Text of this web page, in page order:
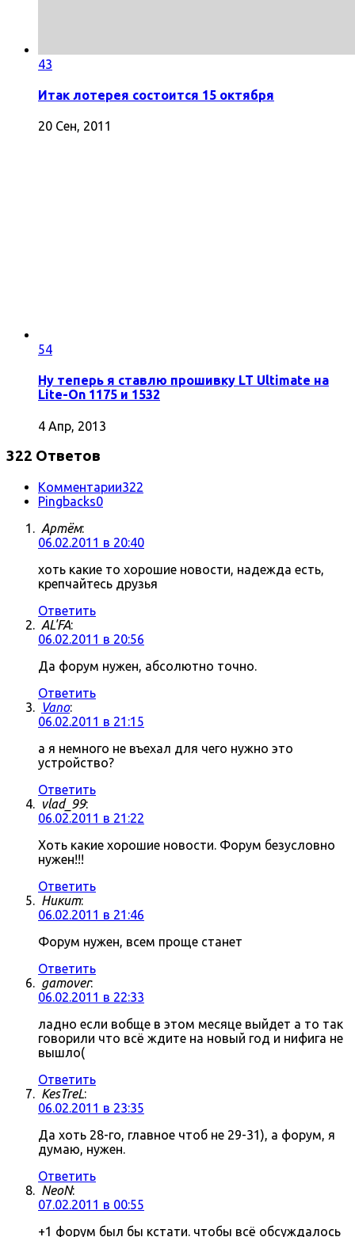
43
Итак лотерея состоится 15 октября
20 Сен, 2011
54
Ну теперь я ставлю прошивку LT Ultimate на
Lite-On 1175 и 1532
4 Апр, 2013
322 Ответов
Комментарии322
Pingbacks0
Артём:
06.02.2011 в 20:40
хоть какие то хорошие новости, надежда есть,
крепчайтесь друзья
Ответить
AL'FA:
06.02.2011 в 20:56
Да форум нужен, абсолютно точно.
Ответить
Vano:
06.02.2011 в 21:15
а я немного не въехал для чего нужно это
устройство?
Ответить
vlad_99:
06.02.2011 в 21:22
Хоть какие хорошие новости. Форум безусловно
нужен!!!
Ответить
Никит:
06.02.2011 в 21:46
Форум нужен, всем проще станет
Ответить
gamover:
06.02.2011 в 22:33
ладно если вобще в этом месяце выйдет а то так
говорили что всё ждите на новый год и нифига не
вышло(
Ответить
KesTreL:
06.02.2011 в 23:35
Да хоть 28-го, главное чтоб не 29-31), а форум, я
думаю, нужен.
Ответить
NeoN:
07.02.2011 в 00:55
+1 форум был бы кстати. чтобы всё обсуждалось